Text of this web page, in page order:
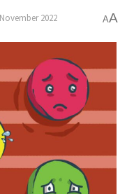
2022 AA